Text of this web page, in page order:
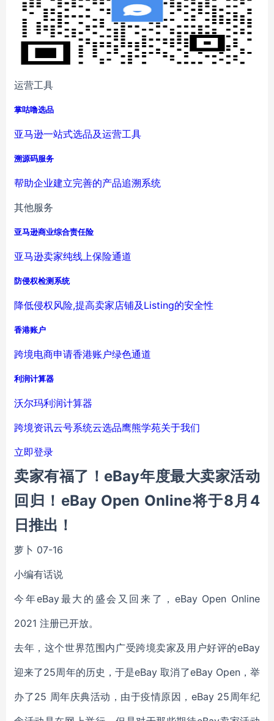
运营工具
掌咕噜选品
亚马逊一站式选品及运营工具
溯源码服务
帮助企业建立完善的产品追溯系统
其他服务
亚马逊商业综合责任险
亚马逊卖家纯线上保险通道
防侵权检测系统
降低侵权风险,提高卖家店铺及Listing的安全性
香港账户
跨境电商申请香港账户绿色通道
利润计算器
沃尔玛利润计算器
跨境资讯云号系统云选品鹰熊学苑关于我们
立即登录
卖家有福了！eBay年度最大卖家活动
回归！eBay Open Online将于8月4
日推出！
萝卜 07-16
小编有话说
今年eBay最大的盛会又回来了，eBay Open Online
2021 注册已开放。
去年，这个世界范围内广受跨境卖家及用户好评的eBay
迎来了25周年的历史，于是eBay 取消了eBay Open，举
办了25 周年庆典活动，由于疫情原因，eBay 25周年纪